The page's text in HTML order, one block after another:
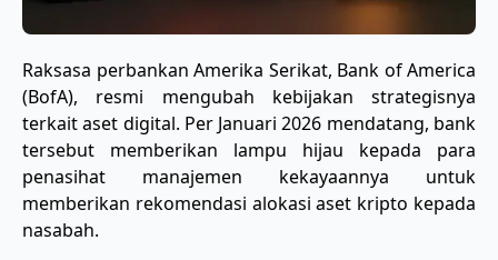
​Raksasa perbankan Amerika Serikat, Bank of America
(BofA), resmi mengubah kebijakan strategisnya
terkait aset digital. Per Januari 2026 mendatang, bank
tersebut memberikan lampu hijau kepada para
penasihat manajemen kekayaannya untuk
memberikan rekomendasi alokasi aset kripto kepada
nasabah.